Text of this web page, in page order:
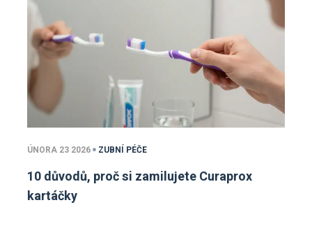
ÚNORA 23 2026 ZUBNÍ PÉČE
10 důvodů, proč si zamilujete Curaprox
kartáčky